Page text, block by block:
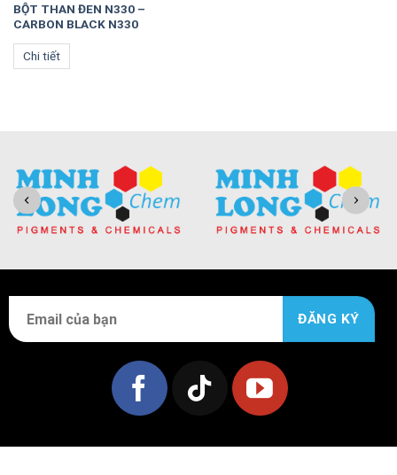
BỘT THAN ĐEN N330 –
CARBON BLACK N330
Chi tiết